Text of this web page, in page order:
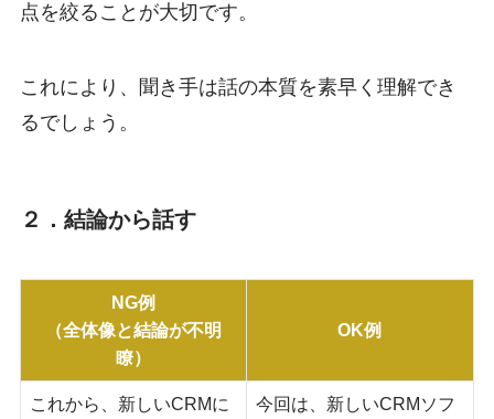
点を絞ることが大切です。
これにより、聞き手は話の本質を素早く理解でき
るでしょう。
２．結論から話す
NG例
（全体像と結論が不明
瞭）
OK例
これから、新しいCRMに
今回は、新しいCRMソフ